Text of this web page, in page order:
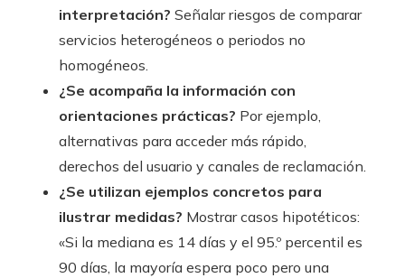
interpretación? Señalar riesgos de comparar
servicios heterogéneos o periodos no
homogéneos.
¿Se acompaña la información con
orientaciones prácticas? Por ejemplo,
alternativas para acceder más rápido,
derechos del usuario y canales de reclamación.
¿Se utilizan ejemplos concretos para
ilustrar medidas? Mostrar casos hipotéticos:
«Si la mediana es 14 días y el 95.º percentil es
90 días, la mayoría espera poco pero una